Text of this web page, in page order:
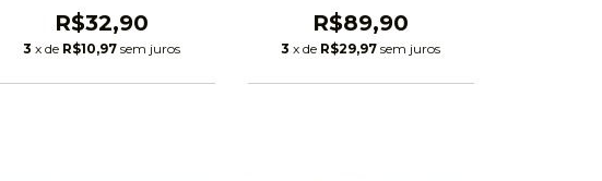
R$32,90
3 x de R$10,97 sem juros
R$89,90
3 x de R$29,97 sem juros